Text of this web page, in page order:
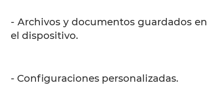
- Archivos y documentos guardados en
el dispositivo.
- Configuraciones personalizadas.